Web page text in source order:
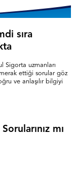
sıra
Sigorta uzmanları
ettiği sorular göz
ve anlaşılır bilgiyi
mı